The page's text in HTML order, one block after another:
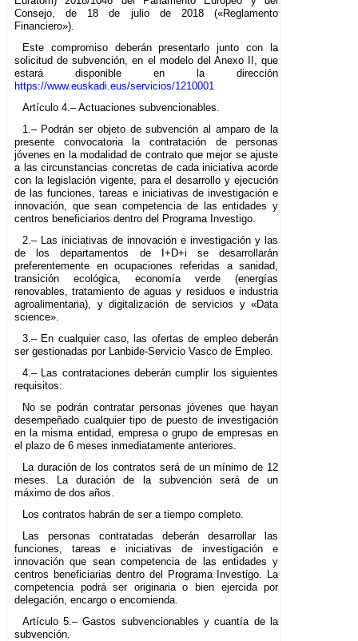
Consejo, de 18 de julio de 2018 («Reglamento
Financiero»).
Este compromiso deberán presentarlo junto con la
solicitud de subvención, en el modelo del Anexo II, que
estará disponible en la dirección
https://www.euskadi.eus/servicios/1210001
Artículo 4.– Actuaciones subvencionables.
1.– Podrán ser objeto de subvención al amparo de la
presente convocatoria la contratación de personas
jóvenes en la modalidad de contrato que mejor se ajuste
a las circunstancias concretas de cada iniciativa acorde
con la legislación vigente, para el desarrollo y ejecución
de las funciones, tareas e iniciativas de investigación e
innovación, que sean competencia de las entidades y
centros beneficiarios dentro del Programa Investigo.
2.– Las iniciativas de innovación e investigación y las
de los departamentos de I+D+i se desarrollarán
preferentemente en ocupaciones referidas a sanidad,
transición ecológica, economía verde (energías
renovables, tratamiento de aguas y residuos e industria
agroalimentaria), y digitalización de servicios y «Data
science».
3.– En cualquier caso, las ofertas de empleo deberán
ser gestionadas por Lanbide-Servicio Vasco de Empleo.
4.– Las contrataciones deberán cumplir los siguientes
requisitos:
No se podrán contratar personas jóvenes que hayan
desempeñado cualquier tipo de puesto de investigación
en la misma entidad, empresa o grupo de empresas en
el plazo de 6 meses inmediatamente anteriores.
La duración de los contratos será de un mínimo de 12
meses. La duración de la subvención será de un
máximo de dos años.
Los contratos habrán de ser a tiempo completo.
Las personas contratadas deberán desarrollar las
funciones, tareas e iniciativas de investigación e
innovación que sean competencia de las entidades y
centros beneficiarias dentro del Programa Investigo. La
competencia podrá ser originaria o bien ejercida por
delegación, encargo o encomienda.
Artículo 5.– Gastos subvencionables y cuantía de la
subvención.